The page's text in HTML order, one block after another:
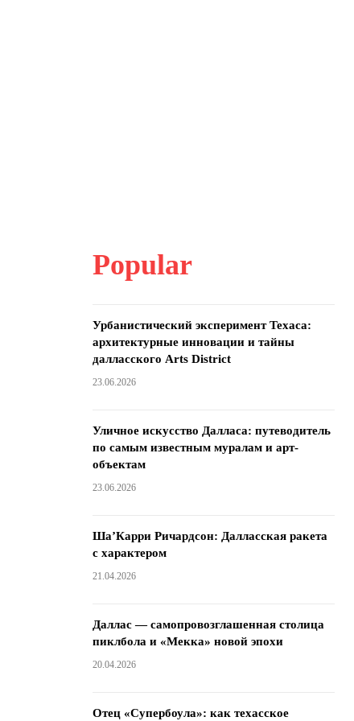
Popular
Урбанистический эксперимент Техаса:
архитектурные инновации и тайны
далласского Arts District
23.06.2026
Уличное искусство Далласа: путеводитель
по самым известным муралам и арт-
объектам
23.06.2026
Ша’Карри Ричардсон: Далласская ракета
с характером
21.04.2026
Даллас — самопровозглашенная столица
пиклбола и «Мекка» новой эпохи
20.04.2026
Отец «Супербоула»: как техасское